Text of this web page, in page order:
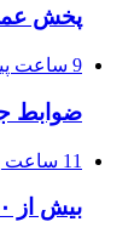
پخش
9 ساعت پیش
ضوابط
11 ساعت پیش
بیش از ۲۴۰۰ هکتار از تصرفات رودخانه‌ای آزاد شد